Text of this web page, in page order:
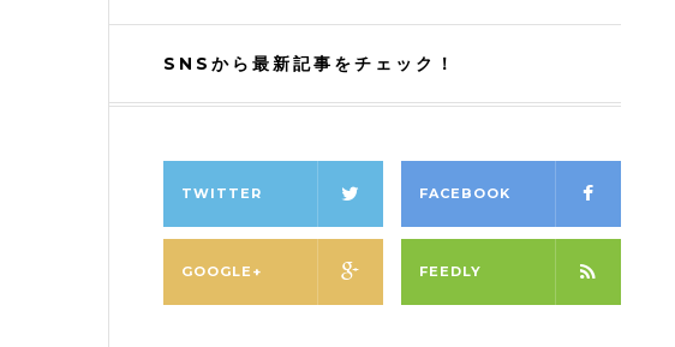
SNSから最新記事をチェック！
TWITTER FACEBOOK
GOOGLE+ FEEDLY